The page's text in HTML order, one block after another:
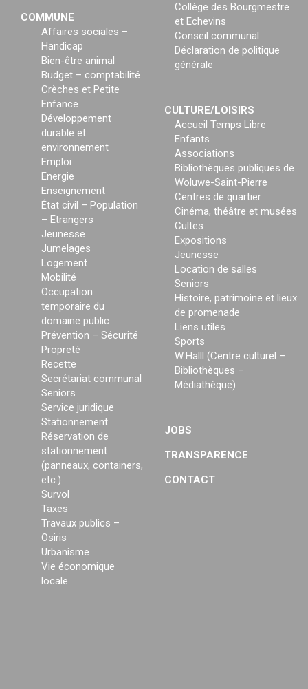
COMMUNE
Affaires sociales –
Handicap
Bien-être animal
Budget – comptabilité
Crèches et Petite
Enfance
Développement
durable et
environnement
Emploi
Energie
Enseignement
État civil – Population
– Etrangers
Jeunesse
Jumelages
Logement
Mobilité
Occupation
temporaire du
domaine public
Prévention – Sécurité
Propreté
Recette
Secrétariat communal
Seniors
Service juridique
Stationnement
Réservation de
stationnement
(panneaux, containers,
etc.)
Survol
Taxes
Travaux publics –
Osiris
Urbanisme
Vie économique
locale
Collège des Bourgmestre
et Echevins
Conseil communal
Déclaration de politique
générale
CULTURE/LOISIRS
Accueil Temps Libre
Enfants
Associations
Bibliothèques publiques de
Woluwe-Saint-Pierre
Centres de quartier
Cinéma, théâtre et musées
Cultes
Expositions
Jeunesse
Location de salles
Seniors
Histoire, patrimoine et lieux
de promenade
Liens utiles
Sports
W:Halll (Centre culturel –
Bibliothèques –
Médiathèque)
JOBS
TRANSPARENCE
CONTACT